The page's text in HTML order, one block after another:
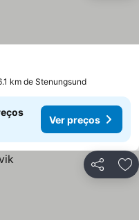
km de Stenungsund
Ver preços
Partilhar